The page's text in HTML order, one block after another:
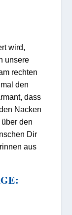
wird,
unsere
rechten
den
dass
Nacken
den
Dir
aus